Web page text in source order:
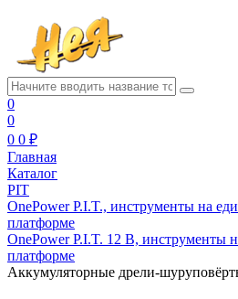
0
0
0 0 ₽
Главная
Каталог
PIT
OnePower P.I.T., инструменты на
платформе
OnePower P.I.T. 12 В, инструменты
платформе
Аккумуляторные дрели-